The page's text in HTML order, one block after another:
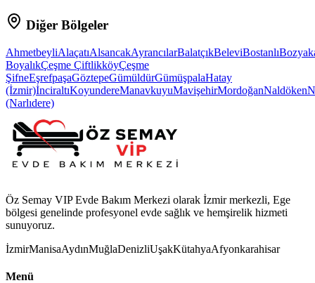
Diğer Bölgeler
AhmetbeyliAlaçatıAlsancakAyrancılarBalatçıkBeleviBostanlı
BoyalıkÇeşme ÇiftlikköyÇeşme
ŞifneEşrefpaşaGöztepeGümüldürGümüşpalaHatay
(İzmir)İnciraltıKoyundereManavkuyuMavişehirMordoğanNaldöken
(Narlıdere)
Öz Semay VIP Evde Bakım Merkezi olarak İzmir merkezli, Ege
bölgesi genelinde profesyonel evde sağlık ve hemşirelik hizmeti
sunuyoruz.
İzmirManisaAydınMuğlaDenizliUşakKütahyaAfyonkarahisar
Menü